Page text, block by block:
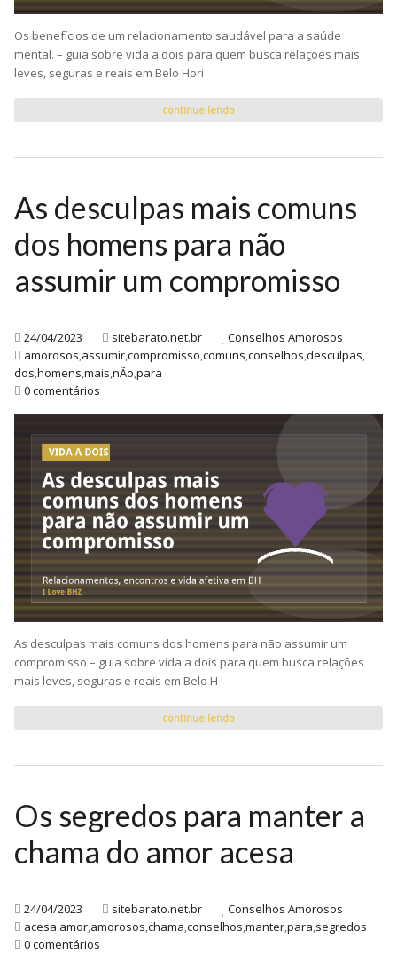
Os benefícios de um relacionamento saudável para a saúde
mental. – guia sobre vida a dois para quem busca relações mais
leves, seguras e reais em Belo Hori
continue lendo
As desculpas mais comuns
dos homens para não
assumir um compromisso
24/04/2023 sitebarato.net.br
Conselhos Amorosos
amorosos,assumir,compromisso,comuns,conselhos,desculpas,
dos,homens,mais,nÃo,para
0 comentários
As desculpas mais comuns dos homens para não assumir um
compromisso – guia sobre vida a dois para quem busca relações
mais leves, seguras e reais em Belo H
continue lendo
Os segredos para manter a
chama do amor acesa
24/04/2023 sitebarato.net.br
Conselhos Amorosos
acesa,amor,amorosos,chama,conselhos,manter,para,segredos
0 comentários